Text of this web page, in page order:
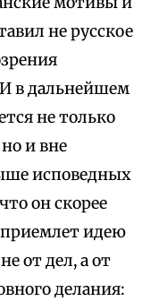
не русское
И в дальнейшем
не только
и вне
исповедных
он скорее
идею
от дел, а от
делания: